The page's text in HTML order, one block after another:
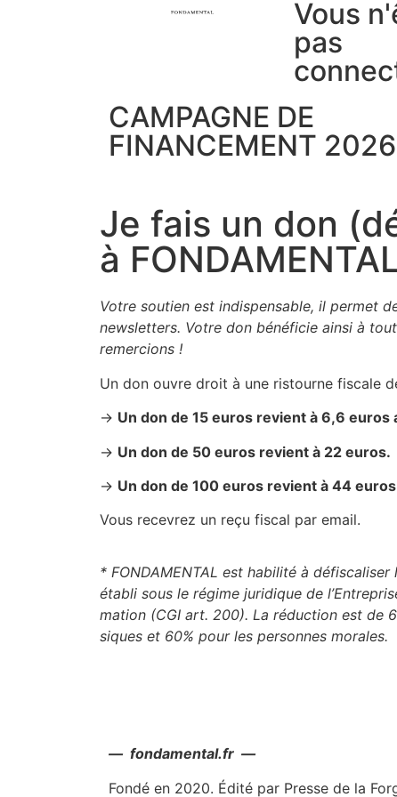
Vous
pas
CAMPAGNE DE
FINANCEMENT 2026
Je fais un don
à
Votre sou­tien est indis­pen­sable, il per­met
news­let­ters. Votre don béné­fi­cie ain­si à
remercions !
Un don ouvre droit à une ris­tourne fis­cale
→ Un don de 15 euros revient à 6,6 euros
→ Un don de 50 euros revient à 22 euros.
→ Un don de 100 euros revient à 44
Vous rece­vrez un reçu fis­cal par email.
* FONDAMENTAL est habi­li­té à
éta­bli sous le régime juri­dique de
ma­tion (CGI art. 200). La réduc­tion est de
siques et 60% pour les per­sonnes morales.
— fondamental.fr —
Fondé en 2020. Édité par Presse de la